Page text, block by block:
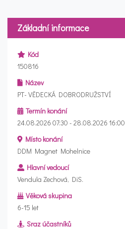
Základní informace
Kód
150816
Název
PT- VĚDECKÁ DOBRODRUŽSTVÍ
Termín konání
24.08.2026 07:30 - 28.08.2026 16:00
Místo konání
DDM Magnet Mohelnice
Hlavní vedoucí
Vendula Zechová, DiS.
Věková skupina
6-15 let
Sraz účastníků